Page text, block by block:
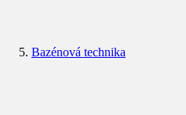
Bazénová technika